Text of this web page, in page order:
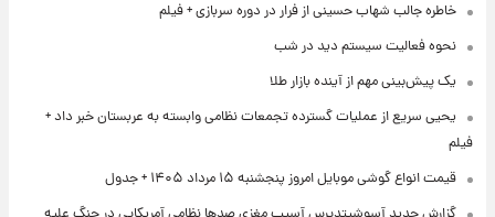
خاطره جالب شهاب حسینی از فرار در دوره سربازی + فیلم
نحوه فعالیت سیستم دید در شب
یک پیش‌بینی مهم از آینده بازار طلا
یحیی سریع از عملیات گسترده تجمعات نظامی وابسته به عربستان خبر داد +
فیلم
قیمت انواع گوشی موبایل امروز پنجشنبه ۱۵ مرداد ۱۴۰۵ + جدول